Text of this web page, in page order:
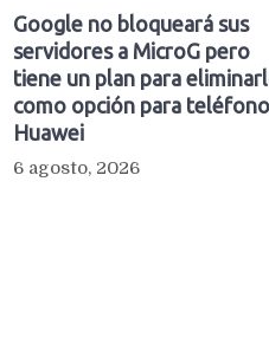
Google no bloqueará sus
servidores a MicroG pero
tiene un plan para
como opción para
Huawei
6 agosto, 2026